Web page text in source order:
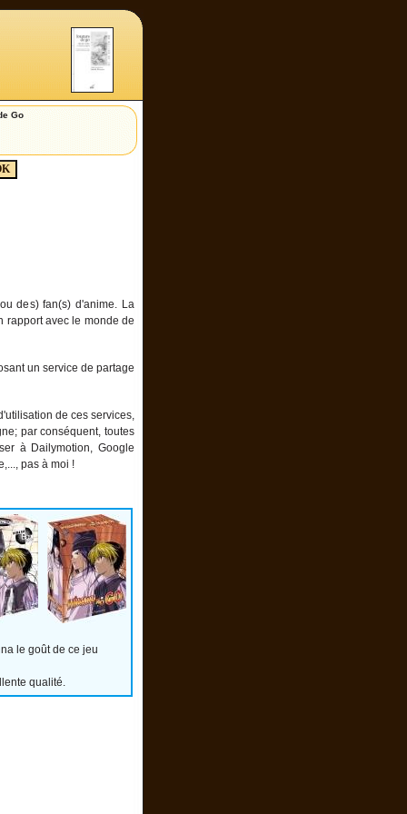
Go
des) fan(s) d'anime. La
rapport avec le monde de
un service de partage
de ces services,
par conséquent, toutes
à Dailymotion, Google
pas à moi !
le goût de ce jeu
qualité.